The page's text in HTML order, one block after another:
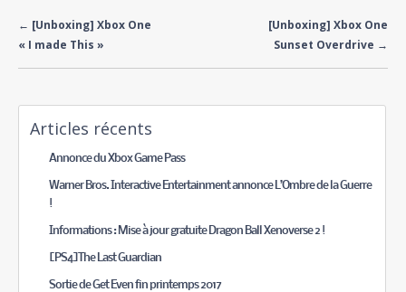
← [Unboxing] Xbox One
« I made This »
[Unboxing] Xbox One
Sunset Overdrive →
Articles récents
Annonce du Xbox Game Pass
Warner Bros. Interactive Entertainment annonce L’Ombre de la Guerre
!
Informations : Mise à jour gratuite Dragon Ball Xenoverse 2 !
[PS4]The Last Guardian
Sortie de Get Even fin printemps 2017